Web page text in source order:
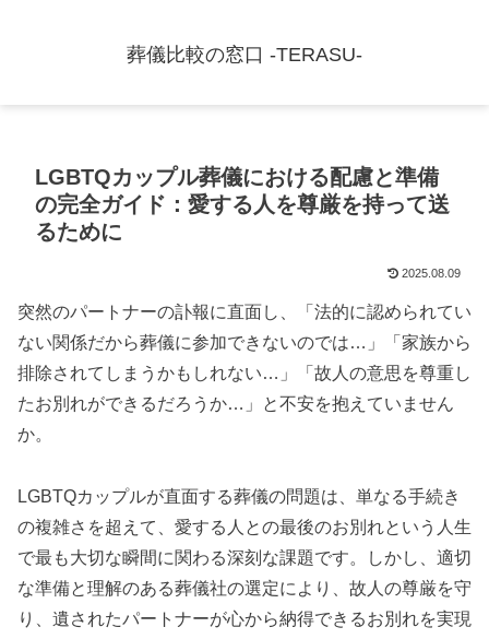
葬儀比較の窓口 -TERASU-
LGBTQカップル葬儀における配慮と準備
の完全ガイド：愛する人を尊厳を持って送
るために
2025.08.09
突然のパートナーの訃報に直面し、「法的に認められてい
ない関係だから葬儀に参加できないのでは…」「家族から
排除されてしまうかもしれない…」「故人の意思を尊重し
たお別れができるだろうか…」と不安を抱えていません
か。
LGBTQカップルが直面する葬儀の問題は、単なる手続き
の複雑さを超えて、愛する人との最後のお別れという人生
で最も大切な瞬間に関わる深刻な課題です。しかし、適切
な準備と理解のある葬儀社の選定により、故人の尊厳を守
り、遺されたパートナーが心から納得できるお別れを実現